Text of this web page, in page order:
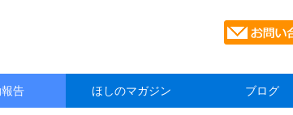
告 ほしのマガジン ブログ